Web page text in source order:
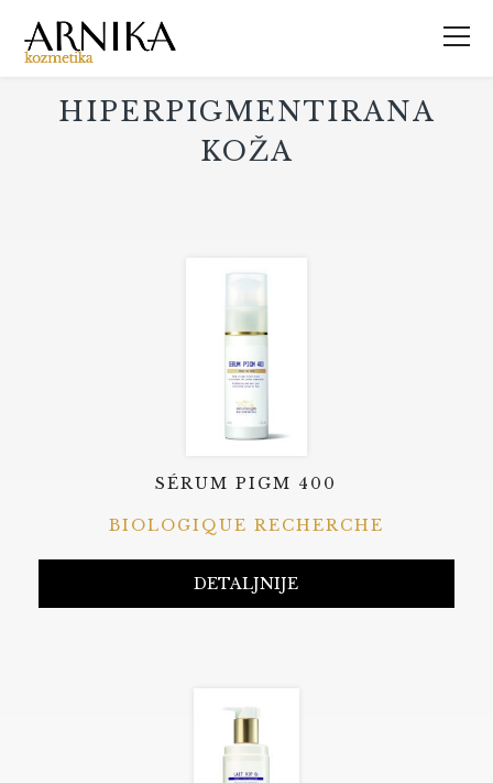
HIPERPIGMENTIRANA
KOŽA
SÉRUM PIGM 400
BIOLOGIQUE RECHERCHE
DETALJNIJE